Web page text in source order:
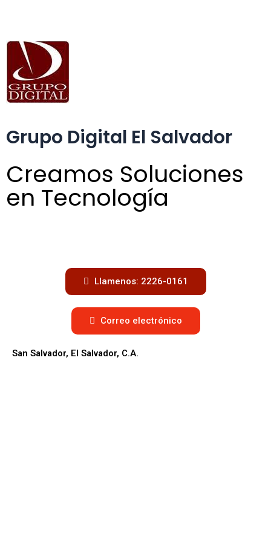
Grupo Digital El Salvador
Creamos Soluciones
en Tecnología
Llamenos: 2226-0161
Correo electrónico
San Salvador, El Salvador, C.A.